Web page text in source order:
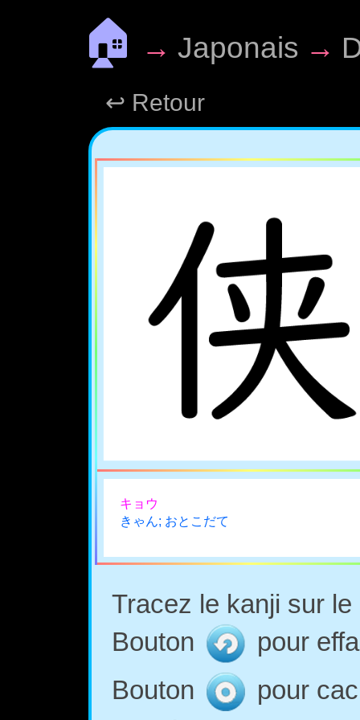
🏠 → Japonais →
↩ Retour
キョウ
きゃん; おとこだて
Tracez le kanji sur
Bouton
pour
Bouton
pour